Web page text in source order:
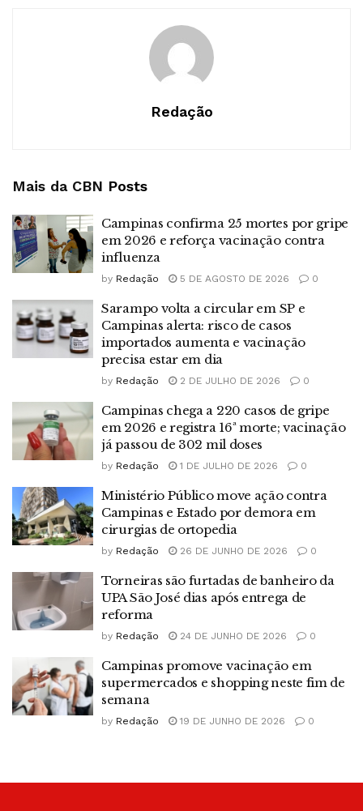
Redação
Mais da CBN Posts
Campinas confirma 25 mortes por gripe
em 2026 e reforça vacinação contra
influenza
by Redação 5 DE AGOSTO DE 2026 0
Sarampo volta a circular em SP e
Campinas alerta: risco de casos
importados aumenta e vacinação
precisa estar em dia
by Redação 2 DE JULHO DE 2026 0
Campinas chega a 220 casos de gripe
em 2026 e registra 16ª morte; vacinação
já passou de 302 mil doses
by Redação 1 DE JULHO DE 2026 0
Ministério Público move ação contra
Campinas e Estado por demora em
cirurgias de ortopedia
by Redação 26 DE JUNHO DE 2026 0
Torneiras são furtadas de banheiro da
UPA São José dias após entrega de
reforma
by Redação 24 DE JUNHO DE 2026 0
Campinas promove vacinação em
supermercados e shopping neste fim de
semana
by Redação 19 DE JUNHO DE 2026 0